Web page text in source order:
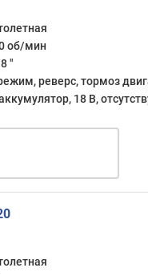
об/мин
"
реверс, тормоз
18 В,